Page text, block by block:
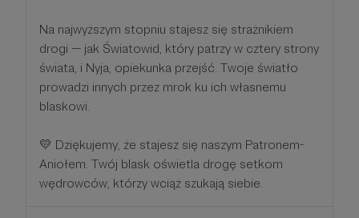
Na najwyższym stopniu stajesz się strażnikiem
drogi — jak Światowid, który patrzy w cztery strony
świata, i Nyja, opiekunka przejść. Twoje światło
prowadzi innych przez mrok ku ich własnemu
blaskowi.
💛 Dziękujemy, że stajesz się naszym Patronem-
Aniołem. Twój blask oświetla drogę setkom
wędrowców, którzy wciąż szukają siebie.